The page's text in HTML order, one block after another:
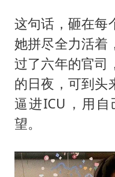
这句话，砸在每
她拼尽全力活着
过了六年的官司
的日夜，可到头
逼进ICU，用
望。